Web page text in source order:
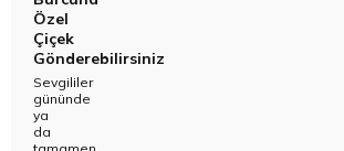
Özel
Çiçek
Gönderebilirsiniz
Sevgililer
gününde
ya
da